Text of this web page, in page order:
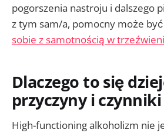
pogorszenia nastroju i dalszego
z tym sam/a, pomocny może
sobie z samotnością w
Dlaczego to się
przyczyny i
High-functioning alkoholizm nie